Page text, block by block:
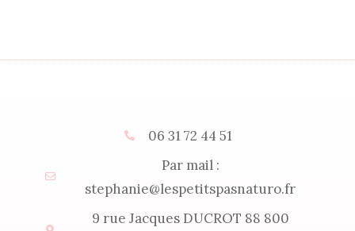
06 31 72 44 51
Par mail :
stephanie@lespetitspasnaturo.fr
9 rue Jacques DUCROT 88 800